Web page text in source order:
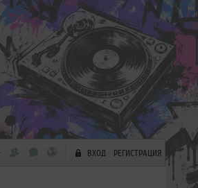
ВХОД РЕГИСТРАЦИЯ